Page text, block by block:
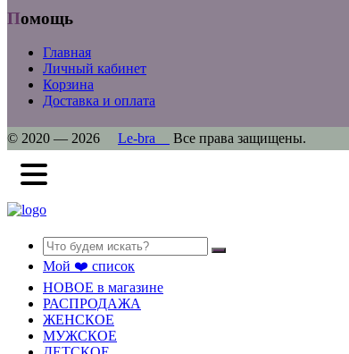
Помощь
Главная
Личный кабинет
Корзина
Доставка и оплата
© 2020 — 2026 Le-bra Все права защищены.
Search
Мой ❤️ список
НОВОЕ в магазине
РАСПРОДАЖА
ЖЕНСКОЕ
МУЖСКОЕ